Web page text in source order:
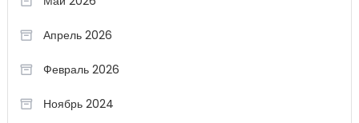
Апрель 2026
Февраль 2026
Ноябрь 2024